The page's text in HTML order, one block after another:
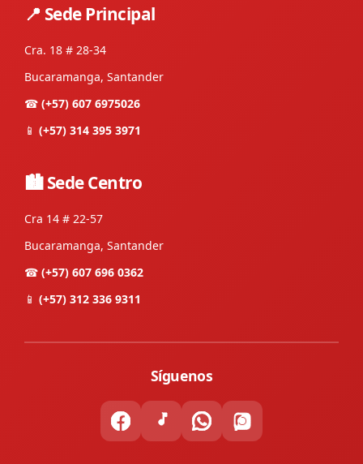
📍 Sede Principal
Cra. 18 # 28-34
Bucaramanga, Santander
☎ (+57) 607 6975026
📱 (+57) 314 395 3971
🏙 Sede Centro
Cra 14 # 22-57
Bucaramanga, Santander
☎ (+57) 607 696 0362
📱 (+57) 312 336 9311
Síguenos